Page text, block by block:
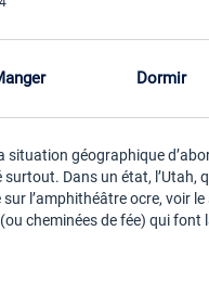
Dormir
situation géographique
Dans un état, l’Utah,
l’amphithéâtre ocre, voir
cheminées de fée) qui font